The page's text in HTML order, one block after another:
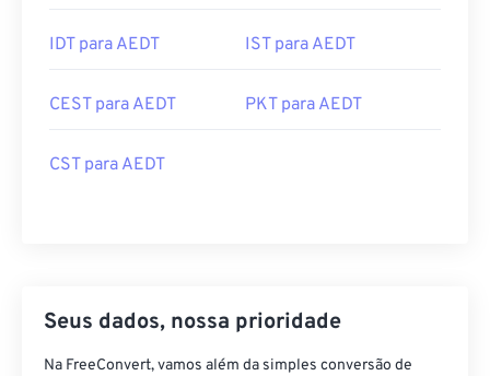
IDT para AEDT IST para AEDT
CEST para AEDT PKT para AEDT
CST para AEDT
Seus dados, nossa prioridade
Na FreeConvert, vamos além da simples conversão de